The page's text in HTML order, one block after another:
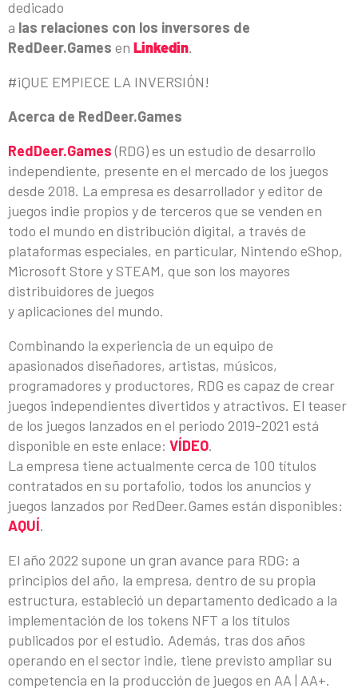
dedicado
a las relaciones con los inversores de
RedDeer.Games en Linkedin.
#¡QUE EMPIECE LA INVERSIÓN!
Acerca de RedDeer.Games
RedDeer.Games(RDG) es un estudio de desarrollo
independiente, presente en el mercado de los juegos
desde 2018. La empresa es desarrollador y editor de
juegos indie propios y de terceros que se venden en
todo el mundo en distribución digital, a través de
plataformas especiales, en particular, Nintendo eShop,
Microsoft Store y STEAM, que son los mayores
distribuidores de juegos
y aplicaciones del mundo.
Combinando la experiencia de un equipo de
apasionados diseñadores, artistas, músicos,
programadores y productores, RDG es capaz de crear
juegos independientes divertidos y atractivos. El teaser
de los juegos lanzados en el periodo 2019-2021 está
disponible en este enlace: VÍDEO.
La empresa tiene actualmente cerca de 100 títulos
contratados en su portafolio, todos los anuncios y
juegos lanzados por RedDeer.Games están disponibles:
AQUÍ.
El año 2022 supone un gran avance para RDG: a
principios del año, la empresa, dentro de su propia
estructura, estableció un departamento dedicado a la
implementación de los tokens NFT a los títulos
publicados por el estudio. Además, tras dos años
operando en el sector indie, tiene previsto ampliar su
competencia en la producción de juegos en AA | AA+.